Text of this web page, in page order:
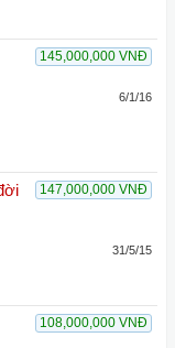
145,000,000 VNĐ
6/1/16
147,000,000 VNĐ
31/5/15
108,000,000 VNĐ